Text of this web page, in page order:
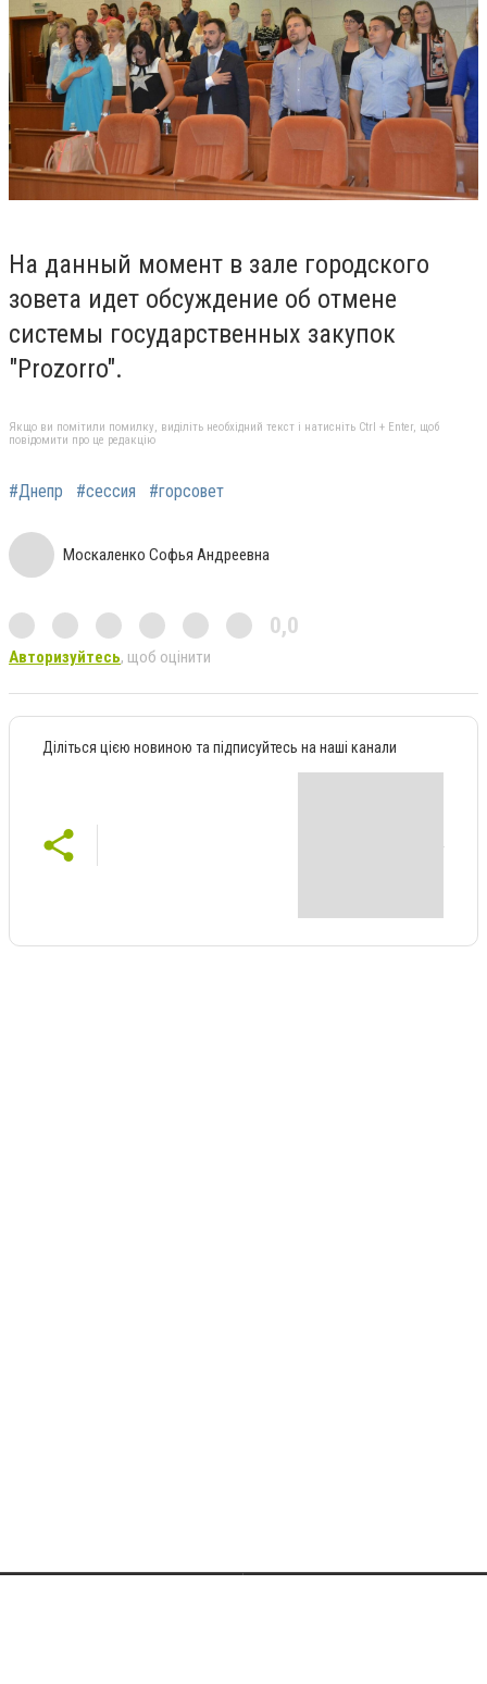
На данный момент в зале городского
зовета идет обсуждение об отмене
системы государственных закупок
"Prozorro".
Якщо ви помітили помилку, виділіть необхідний текст і натисніть Ctrl + Enter, щоб
повідомити про це редакцію
#Днепр #сессия #горсовет
Москаленко Софья Андреевна
0,0
Авторизуйтесь, щоб оцінити
Діліться цією новиною та підписуйтесь на наші канали